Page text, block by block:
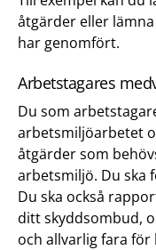
åtgärder eller
har genomfört.
Arbetstagares
Du som
arbetsmiljöarbetet
åtgärder som
arbetsmiljö. Du ska
Du ska också
ditt skyddsombud,
och allvarlig fara för